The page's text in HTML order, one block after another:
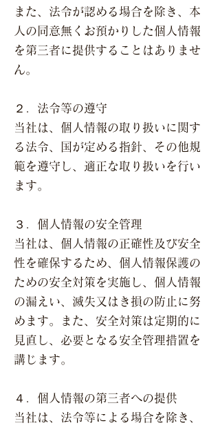
また、法令が認める場合を除き、本
人の同意無くお預かりした個人情報
を第三者に提供することはありませ
ん。
２．法令等の遵守
当社は、個人情報の取り扱いに関す
る法令、国が定める指針、その他規
範を遵守し、適正な取り扱いを行い
ます。
３．個人情報の安全管理
当社は、個人情報の正確性及び安全
性を確保するため、個人情報保護の
ための安全対策を実施し、個人情報
の漏えい、滅失又はき損の防止に努
めます。また、安全対策は定期的に
見直し、必要となる安全管理措置を
講じます。
４．個人情報の第三者への提供
当社は、法令等による場合を除き、